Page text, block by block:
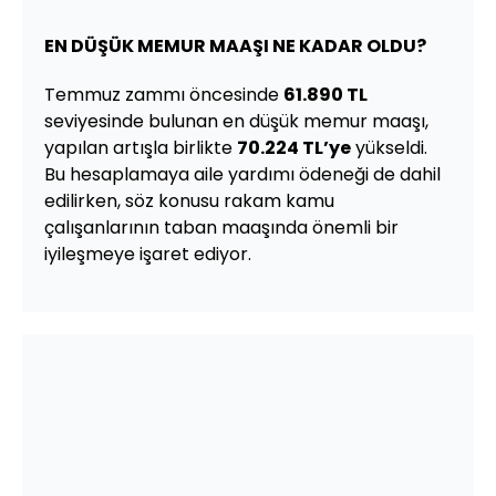
EN DÜŞÜK MEMUR MAAŞI NE KADAR OLDU?
Temmuz zammı öncesinde 61.890 TL
seviyesinde bulunan en düşük memur maaşı,
yapılan artışla birlikte 70.224 TL’yeyükseldi.
Bu hesaplamaya aile yardımı ödeneği de dahil
edilirken, söz konusu rakam kamu
çalışanlarının taban maaşında önemli bir
iyileşmeye işaret ediyor.